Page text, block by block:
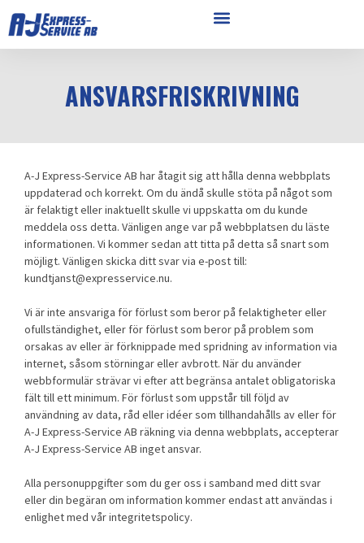
ANSVARSFRISKRIVNING
A-J Express-Service AB har åtagit sig att hålla denna webbplats
uppdaterad och korrekt. Om du ändå skulle stöta på något som
är felaktigt eller inaktuellt skulle vi uppskatta om du kunde
meddela oss detta. Vänligen ange var på webbplatsen du läste
informationen. Vi kommer sedan att titta på detta så snart som
möjligt. Vänligen skicka ditt svar via e-post till:
kundtjanst@expresservice.nu.
Vi är inte ansvariga för förlust som beror på felaktigheter eller
ofullständighet, eller för förlust som beror på problem som
orsakas av eller är förknippade med spridning av information via
internet, såsom störningar eller avbrott. När du använder
webbformulär strävar vi efter att begränsa antalet obligatoriska
fält till ett minimum. För förlust som uppstår till följd av
användning av data, råd eller idéer som tillhandahålls av eller för
A-J Express-Service AB räkning via denna webbplats, accepterar
A-J Express-Service AB inget ansvar.
Alla personuppgifter som du ger oss i samband med ditt svar
eller din begäran om information kommer endast att användas i
enlighet med vår integritetspolicy.